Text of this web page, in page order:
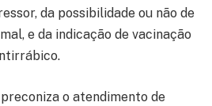
da possibilidade ou não de
e da indicação de vacinação
o atendimento de